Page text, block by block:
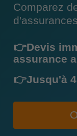
Comparez
👉Devis
assurance
👉Jusqu'à